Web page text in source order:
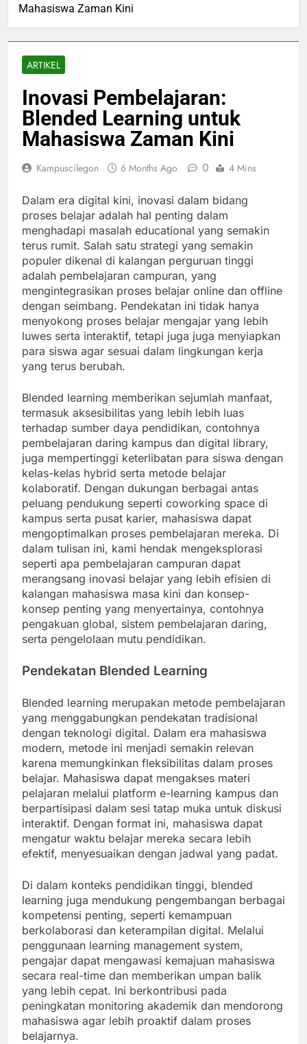
Mahasiswa Zaman Kini
ARTIKEL
Inovasi Pembelajaran:
Blended Learning untuk
Mahasiswa Zaman Kini
Kampuscilegon 6 Months Ago 0 4 Mins
Dalam era digital kini, inovasi dalam bidang
proses belajar adalah hal penting dalam
menghadapi masalah educational yang semakin
terus rumit. Salah satu strategi yang semakin
populer dikenal di kalangan perguruan tinggi
adalah pembelajaran campuran, yang
mengintegrasikan proses belajar online dan offline
dengan seimbang. Pendekatan ini tidak hanya
menyokong proses belajar mengajar yang lebih
luwes serta interaktif, tetapi juga juga menyiapkan
para siswa agar sesuai dalam lingkungan kerja
yang terus berubah.
Blended learning memberikan sejumlah manfaat,
termasuk aksesibilitas yang lebih lebih luas
terhadap sumber daya pendidikan, contohnya
pembelajaran daring kampus dan digital library,
juga mempertinggi keterlibatan para siswa dengan
kelas-kelas hybrid serta metode belajar
kolaboratif. Dengan dukungan berbagai antas
peluang pendukung seperti coworking space di
kampus serta pusat karier, mahasiswa dapat
mengoptimalkan proses pembelajaran mereka. Di
dalam tulisan ini, kami hendak mengeksplorasi
seperti apa pembelajaran campuran dapat
merangsang inovasi belajar yang lebih efisien di
kalangan mahasiswa masa kini dan konsep-
konsep penting yang menyertainya, contohnya
pengakuan global, sistem pembelajaran daring,
serta pengelolaan mutu pendidikan.
Pendekatan Blended Learning
Blended learning merupakan metode pembelajaran
yang menggabungkan pendekatan tradisional
dengan teknologi digital. Dalam era mahasiswa
modern, metode ini menjadi semakin relevan
karena memungkinkan fleksibilitas dalam proses
belajar. Mahasiswa dapat mengakses materi
pelajaran melalui platform e-learning kampus dan
berpartisipasi dalam sesi tatap muka untuk diskusi
interaktif. Dengan format ini, mahasiswa dapat
mengatur waktu belajar mereka secara lebih
efektif, menyesuaikan dengan jadwal yang padat.
Di dalam konteks pendidikan tinggi, blended
learning juga mendukung pengembangan berbagai
kompetensi penting, seperti kemampuan
berkolaborasi dan keterampilan digital. Melalui
penggunaan learning management system,
pengajar dapat mengawasi kemajuan mahasiswa
secara real-time dan memberikan umpan balik
yang lebih cepat. Ini berkontribusi pada
peningkatan monitoring akademik dan mendorong
mahasiswa agar lebih proaktif dalam proses
belajarnya.